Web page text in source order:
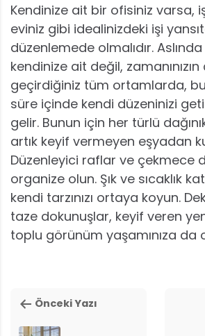
Kendinize ait bir ofisiniz varsa,
eviniz gibi idealinizdeki işi
düzenlemede olmalıdır.
kendinize ait değil,
geçirdiğiniz tüm ortamlarda,
süre içinde kendi düzeninizi
gelir. Bunun için her türlü
artık keyif vermeyen eşyadan
Düzenleyici raflar ve çekmece
organize olun. Şık ve sıcaklık
kendi tarzınızı ortaya koyun.
taze dokunuşlar, keyif veren
toplu görünüm yaşamınıza da
Önceki Yazı